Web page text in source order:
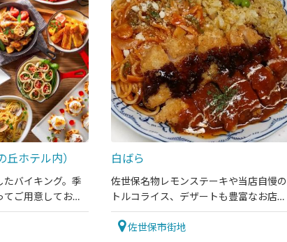
ホテル内）
たバイキング。季
ご用意しており
白ばら
佐世保名物レモンステーキや当店自慢の
トルコライス、デザートも豊富なお店で
す。
佐世保市街地